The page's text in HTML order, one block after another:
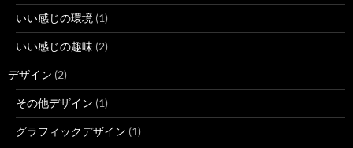
いい感じの環境 (1)
いい感じの趣味 (2)
デザイン (2)
その他デザイン (1)
グラフィックデザイン (1)